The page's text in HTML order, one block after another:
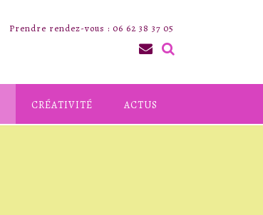
Prendre rendez-vous : 06 62 38 37 05
CRÉATIVITÉ ACTUS